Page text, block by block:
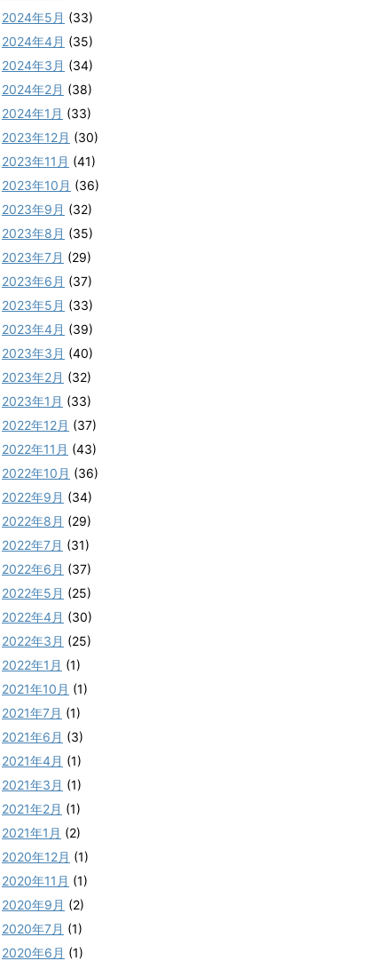
2024年5月 (33)
2024年4月 (35)
2024年3月 (34)
2024年2月 (38)
2024年1月 (33)
2023年12月 (30)
2023年11月 (41)
2023年10月 (36)
2023年9月 (32)
2023年8月 (35)
2023年7月 (29)
2023年6月 (37)
2023年5月 (33)
2023年4月 (39)
2023年3月 (40)
2023年2月 (32)
2023年1月 (33)
2022年12月 (37)
2022年11月 (43)
2022年10月 (36)
2022年9月 (34)
2022年8月 (29)
2022年7月 (31)
2022年6月 (37)
2022年5月 (25)
2022年4月 (30)
2022年3月 (25)
2022年1月 (1)
2021年10月 (1)
2021年7月 (1)
2021年6月 (3)
2021年4月 (1)
2021年3月 (1)
2021年2月 (1)
2021年1月 (2)
2020年12月 (1)
2020年11月 (1)
2020年9月 (2)
2020年7月 (1)
2020年6月 (1)